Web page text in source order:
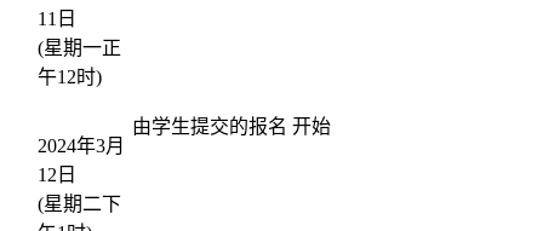
11日
(星期一正
午12时)
2024年3月
12日
(星期二下
由学生提交的报名 开始